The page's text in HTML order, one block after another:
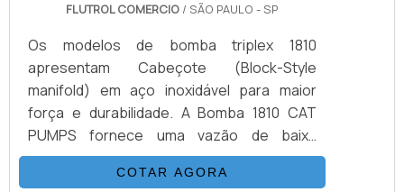
FLUTROL COMERCIO / SÃO PAULO - SP
Os modelos de bomba triplex 1810
apresentam Cabeçote (Block-Style
manifold) em aço inoxidável para maior
força e durabilidade. A Bomba 1810 CAT
PUMPS fornece uma vazão de baixa
pulsação de 11,4 litros por minuto a 10.000
psi. É possível verificar quais as aplicações
COTAR AGORA